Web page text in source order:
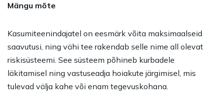
Mängu mõte
Kasumiteenindajatel on eesmärk võita maksimaalseid
saavutusi, ning vähi tee rakendab selle nime all olevat
riskisüsteemi. See süsteem põhineb kurbadele
läkitamisel ning vastuseadja hoiakute järgimisel, mis
tulevad välja kahe või enam tegevuskohana.